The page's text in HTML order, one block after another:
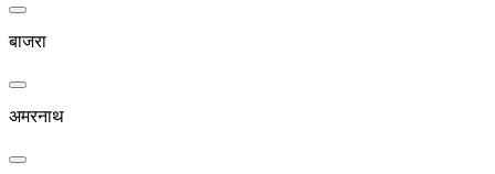
बाजरा
अमरनाथ